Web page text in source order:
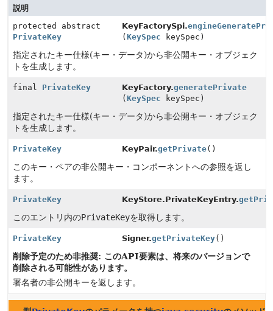
説明
protected abstract
PrivateKey
KeyFactorySpi.
(KeySpec keySpec)
指定されたキー仕様(キー・データ)から非公開キー・オブジェク
トを生成します。
final PrivateKey KeyFactory.generatePrivate
(KeySpec keySpec)
指定されたキー仕様(キー・データ)から非公開キー・オブジェク
トを生成します。
PrivateKey KeyPair.getPrivate()
このキー・ペアの非公開キー・コンポーネントへの参照を返し
ます。
PrivateKey KeyStore.PrivateKeyEntry.
このエントリ内のPrivateKeyを取得します。
PrivateKey Signer.getPrivateKey()
削除予定のため非推奨: このAPI要素は、将来のバージョンで
削除される可能性があります。
署名者の非公開キーを返します。